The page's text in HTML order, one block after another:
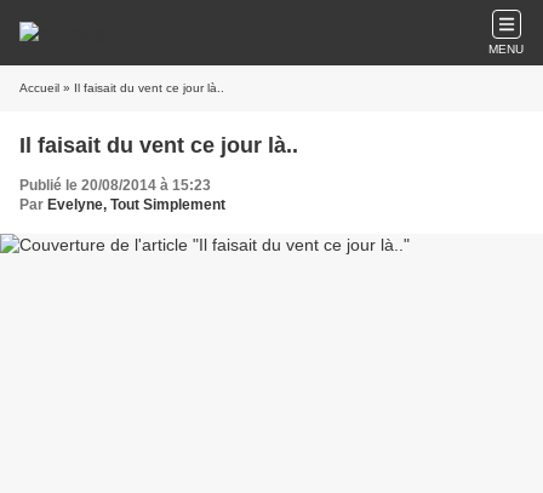
MENU
Accueil » Il faisait du vent ce jour là..
Il faisait du vent ce jour là..
Publié le 20/08/2014 à 15:23
Par Evelyne, Tout Simplement